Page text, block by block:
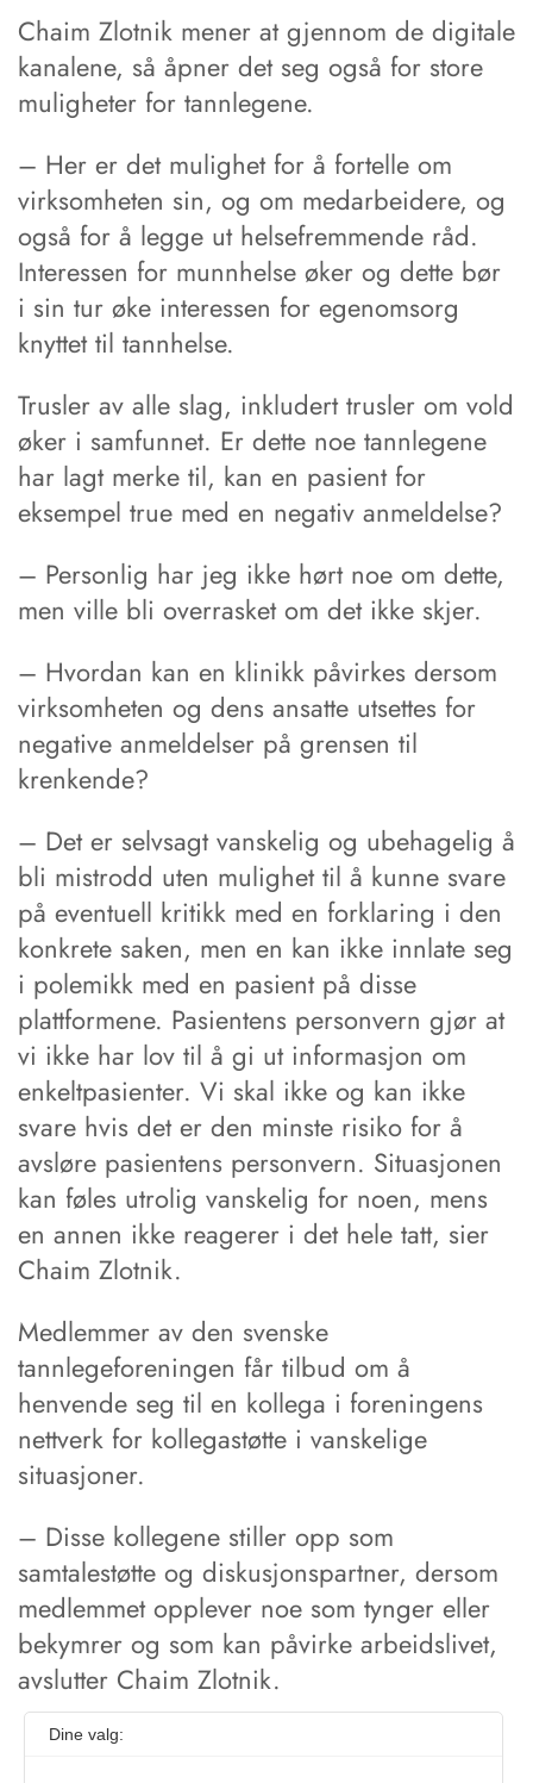
Chaim Zlotnik mener at gjennom de digitale
kanalene, så åpner det seg også for store
muligheter for tannlegene.
– Her er det mulighet for å fortelle om
virksomheten sin, og om medarbeidere, og
også for å legge ut helsefremmende råd.
Interessen for munnhelse øker og dette bør
i sin tur øke interessen for egenomsorg
knyttet til tannhelse.
Trusler av alle slag, inkludert trusler om vold
øker i samfunnet. Er dette noe tannlegene
har lagt merke til, kan en pasient for
eksempel true med en negativ anmeldelse?
– Personlig har jeg ikke hørt noe om dette,
men ville bli overrasket om det ikke skjer.
– Hvordan kan en klinikk påvirkes dersom
virksomheten og dens ansatte utsettes for
negative anmeldelser på grensen til
krenkende?
– Det er selvsagt vanskelig og ubehagelig å
bli mistrodd uten mulighet til å kunne svare
på eventuell kritikk med en forklaring i den
konkrete saken, men en kan ikke innlate seg
i polemikk med en pasient på disse
plattformene. Pasientens personvern gjør at
vi ikke har lov til å gi ut informasjon om
enkeltpasienter. Vi skal ikke og kan ikke
svare hvis det er den minste risiko for å
avsløre pasientens personvern. Situasjonen
kan føles utrolig vanskelig for noen, mens
en annen ikke reagerer i det hele tatt, sier
Chaim Zlotnik.
Medlemmer av den svenske
tannlegeforeningen får tilbud om å
henvende seg til en kollega i foreningens
nettverk for kollegastøtte i vanskelige
situasjoner.
– Disse kollegene stiller opp som
samtalestøtte og diskusjonspartner, dersom
medlemmet opplever noe som tynger eller
bekymrer og som kan påvirke arbeidslivet,
avslutter Chaim Zlotnik.
Dine valg: